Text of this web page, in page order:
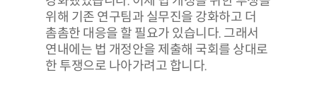
위해 기존 연구팀과 실무진을 강화하고 더
촘촘한 대응을 할 필요가 있습니다. 그래서
연내에는 법 개정안을 제출해 국회를 상대로
한 투쟁으로 나아가려고 합니다.